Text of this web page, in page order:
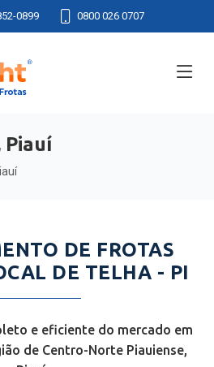
0899 0800 026 0707
Piauí
DE FROTAS
DE TELHA - PI
e eficiente do mercado em
de Centro-Norte Piauiense,